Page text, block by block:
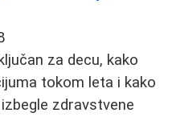
za decu, kako
tokom leta i kako
zdravstvene